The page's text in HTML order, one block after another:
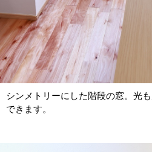
シンメトリーにした階段の窓。光
できます。